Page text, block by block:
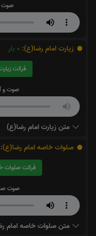
صوت
زیارت امام رضا(ع): 0 بار
قرائت زیارت امام رضا(ع) را تقبل میکنم
صوت و
متن زیارت امام رضا(ع)
صلوات خاصه امام رضا(ع):
قرائت صلوات خاصه امام رضا(ع) را تقبل میکنم
صوت
متن صلوات خاصه امام